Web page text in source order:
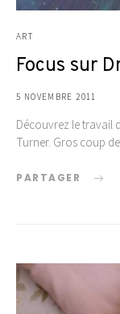
ART
Focus sur
5 NOVEMBRE 2011
Découvrez le travail
Turner. Gros coup
PARTAGER